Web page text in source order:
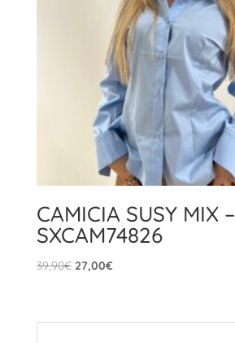
CAMICIA SUSY MIX –
SXCAM74826
39,90€ Il
era:
27,00€Il
è: